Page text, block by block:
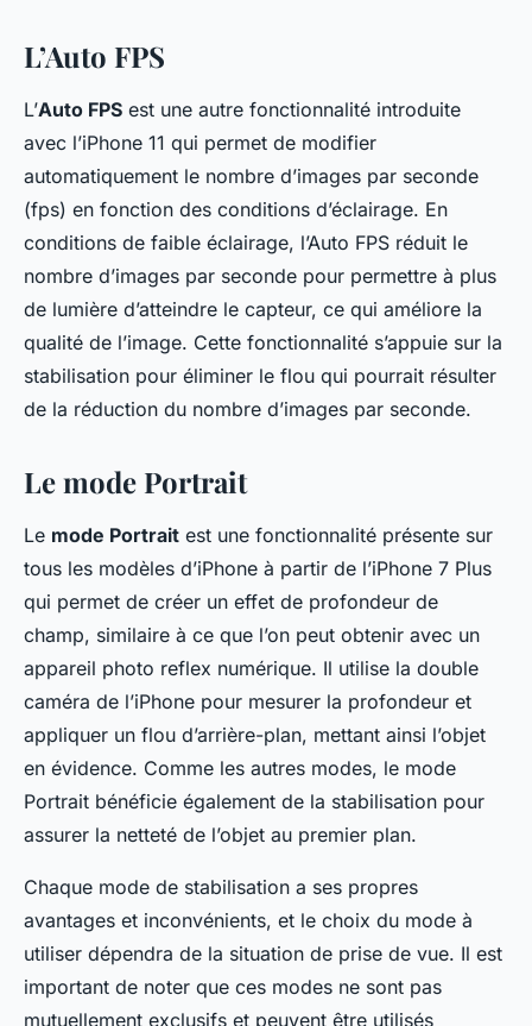
L’Auto FPS
L’Auto FPS est une autre fonctionnalité introduite
avec l’iPhone 11 qui permet de modifier
automatiquement le nombre d’images par seconde
(fps) en fonction des conditions d’éclairage. En
conditions de faible éclairage, l’Auto FPS réduit le
nombre d’images par seconde pour permettre à plus
de lumière d’atteindre le capteur, ce qui améliore la
qualité de l’image. Cette fonctionnalité s’appuie sur la
stabilisation pour éliminer le flou qui pourrait résulter
de la réduction du nombre d’images par seconde.
Le mode Portrait
Le mode Portrait est une fonctionnalité présente sur
tous les modèles d’iPhone à partir de l’iPhone 7 Plus
qui permet de créer un effet de profondeur de
champ, similaire à ce que l’on peut obtenir avec un
appareil photo reflex numérique. Il utilise la double
caméra de l’iPhone pour mesurer la profondeur et
appliquer un flou d’arrière-plan, mettant ainsi l’objet
en évidence. Comme les autres modes, le mode
Portrait bénéficie également de la stabilisation pour
assurer la netteté de l’objet au premier plan.
Chaque mode de stabilisation a ses propres
avantages et inconvénients, et le choix du mode à
utiliser dépendra de la situation de prise de vue. Il est
important de noter que ces modes ne sont pas
mutuellement exclusifs et peuvent être utilisés